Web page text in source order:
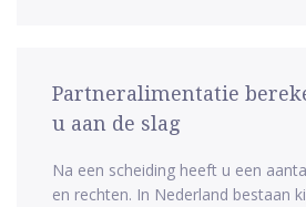
Partneralimentatie
u aan de slag
Na een scheiding heeft u een
en rechten. In Nederland bestaan